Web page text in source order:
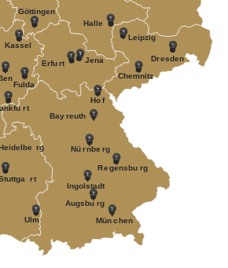
Ulm Mün chen
Nürnbe rg
Augsbu rg
Ingolstadt
Regensbu rg
rt
ankfu rt
Heidelbe rg
Jena
Erfu rt
Chemnitz
Dresden
Leipzig
Halle
Göttingen
Kassel
Fulda
Bayreuth
Ho f